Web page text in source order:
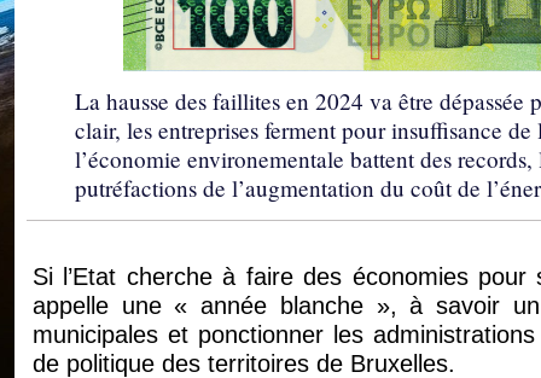
La hausse des faillites en 2024 va être
clair, les entreprises ferment pour insuffisance
l’économie environementale battent des
putréfactions de l’augmentation du coût de
Si l’Etat cherche à faire des économies
appelle une « année blanche », à savoir
municipales et ponctionner les
de politique des territoires de Bruxelles.